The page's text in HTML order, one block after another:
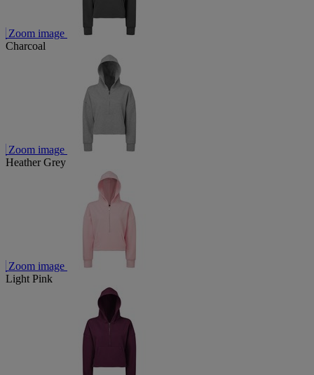
Zoom image
Charcoal
Zoom image
Heather Grey
Zoom image
Light Pink